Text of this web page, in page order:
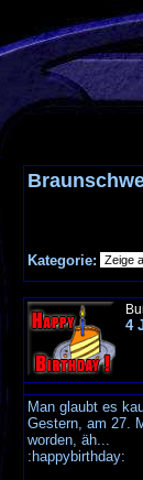
Kategorie:
4
Man glaubt es
Gestern, am 27.
worden, äh...
:happybirthday: